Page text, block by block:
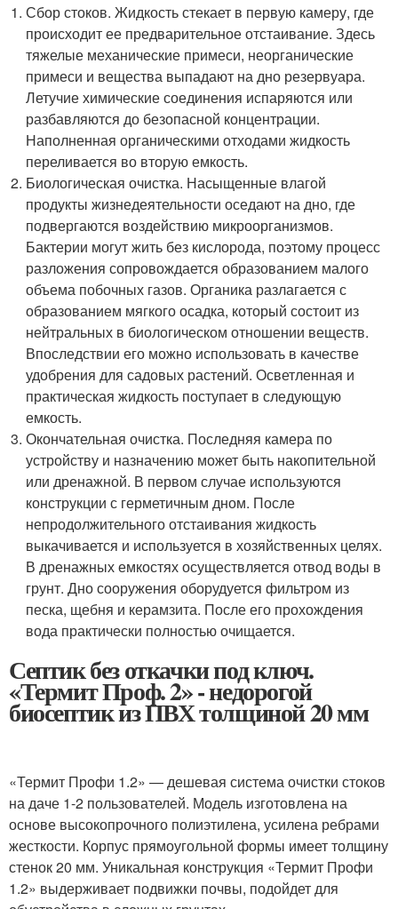
Сбор стоков. Жидкость стекает в первую камеру, где
происходит ее предварительное отстаивание. Здесь
тяжелые механические примеси, неорганические
примеси и вещества выпадают на дно резервуара.
Летучие химические соединения испаряются или
разбавляются до безопасной концентрации.
Наполненная органическими отходами жидкость
переливается во вторую емкость.
Биологическая очистка. Насыщенные влагой
продукты жизнедеятельности оседают на дно, где
подвергаются воздействию микроорганизмов.
Бактерии могут жить без кислорода, поэтому процесс
разложения сопровождается образованием малого
объема побочных газов. Органика разлагается с
образованием мягкого осадка, который состоит из
нейтральных в биологическом отношении веществ.
Впоследствии его можно использовать в качестве
удобрения для садовых растений. Осветленная и
практическая жидкость поступает в следующую
емкость.
Окончательная очистка. Последняя камера по
устройству и назначению может быть накопительной
или дренажной. В первом случае используются
конструкции с герметичным дном. После
непродолжительного отстаивания жидкость
выкачивается и используется в хозяйственных целях.
В дренажных емкостях осуществляется отвод воды в
грунт. Дно сооружения оборудуется фильтром из
песка, щебня и керамзита. После его прохождения
вода практически полностью очищается.
Септик без откачки под ключ.
«Термит Проф. 2» - недорогой
биосептик из ПВХ толщиной 20 мм
«Термит Профи 1.2» — дешевая система очистки стоков
на даче 1-2 пользователей. Модель изготовлена на
основе высокопрочного полиэтилена, усилена ребрами
жесткости. Корпус прямоугольной формы имеет толщину
стенок 20 мм. Уникальная конструкция «Термит Профи
1.2» выдерживает подвижки почвы, подойдет для